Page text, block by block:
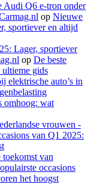
Audi Q6 e-tron onder
op Nieuwe
sportiever en altijd
Lager, sportiever
op De beste
ultieme gids
elektrische auto’s in
omhoog: wat
vrouwen -
van Q1 2025:
toekomst van
occasions
het hoogst